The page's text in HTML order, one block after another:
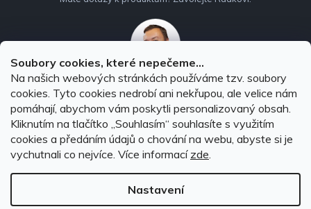
Soubory cookies, které nepečeme...
Na našich webových stránkách používáme tzv. soubory
cookies. Tyto cookies nedrobí ani nekřupou, ale velice nám
pomáhají, abychom vám poskytli personalizovaný obsah.
Kliknutím na tlačítko ,,Souhlasím“ souhlasíte s využitím
cookies a předáním údajů o chování na webu, abyste si je
vychutnali co nejvíce. Více informací zde.
Nastavení
732 147 896 (Po–Pá: 8–16:00)
info@autodoplnky-obchod.cz
Copyright 2026Autodoplňky-obchod.cz. Všechna práva